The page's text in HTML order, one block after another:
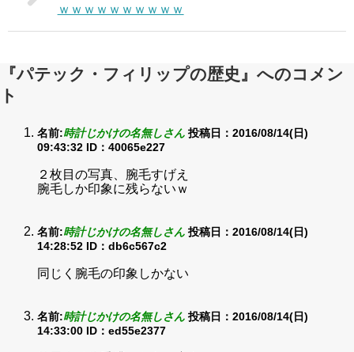
ｗｗｗｗｗｗｗｗｗｗ
『パテック・フィリップの歴史』へのコメン
ト
名前:時計じかけの名無しさん 投稿日：2016/08/14(日)
09:43:32 ID：40065e227
２枚目の写真、腕毛すげえ
腕毛しか印象に残らないｗ
名前:時計じかけの名無しさん 投稿日：2016/08/14(日)
14:28:52 ID：db6c567c2
同じく腕毛の印象しかない
名前:時計じかけの名無しさん 投稿日：2016/08/14(日)
14:33:00 ID：ed55e2377